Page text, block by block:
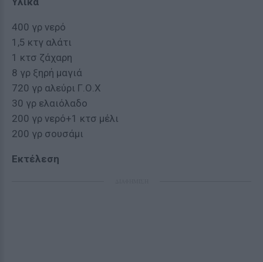
400 γρ νερό
1,5 κτγ αλάτι
1 κτσ ζάχαρη
8 γρ ξηρή μαγιά
720 γρ αλεύρι Γ.Ο.Χ
30 γρ ελαιόλαδο
200 γρ νερό+1 κτσ μέλι
200 γρ σουσάμι
Εκτέλεση